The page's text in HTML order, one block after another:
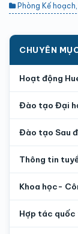
Phòng Kế
CHUYÊN
Hoạt động
Đào tạo Đại
Đào tạo Sau
Thông tin
Khoa học-
Hợp tác quốc